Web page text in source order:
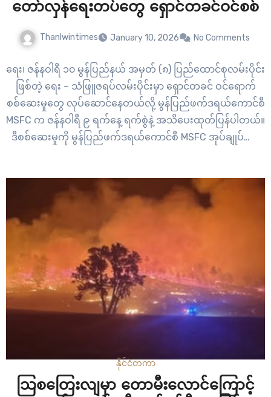
တော်လှန်ရေးတပ်တွေ ရှောင်တခင်ဝင်စစ်
Thanlwintimes January 10, 2026 No Comments
ရေး၊ ဇန်နဝါရီ ၁၀ မွန်ပြည်နယ် အမှတ် (၈) ပြည်ထောင်စုလမ်းပိုင်း
ဖြစ်တဲ့ ရေး – သံဖြူဇရပ်လမ်းပိုင်းမှာ ရှောင်တခင် ဝင်ရောက်
စစ်ဆေးမှုတွေ လုပ်ဆောင်နေတယ်လို့ မွန်ပြည်ဖက်ဒရယ်ကောင်စီ
MSFC က ဇန်နဝါရီ ၉ ရက်နေ့ ရက်စွဲနဲ့ အသိပေးထုတ်ပြန်ပါတယ်။
ဒီစစ်ဆေးမှုကို မွန်ပြည်ဖက်ဒရယ်ကောင်စီ MSFC အုပ်ချုပ်ရေး
နိုင်ငံတကာ
သြစတြေးလျမှာ တောမီးလောင်ကြောင့်